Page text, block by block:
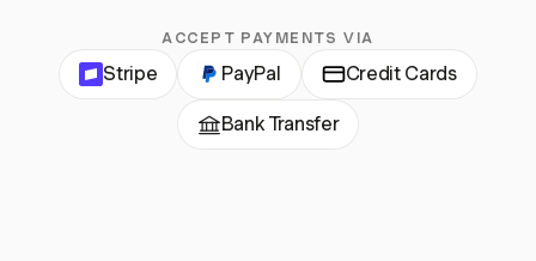
ACCEPT PAYMENTS VIA
Stripe PayPal Credit Cards
Bank Transfer